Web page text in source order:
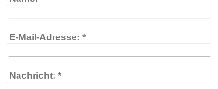
E-Mail-Adresse: *
Nachricht: *